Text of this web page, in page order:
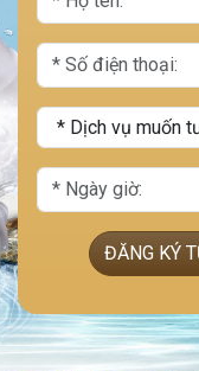
ĐĂNG KÝ